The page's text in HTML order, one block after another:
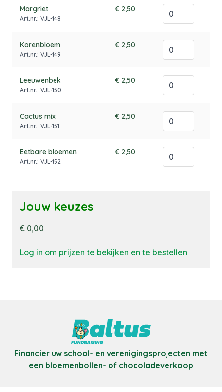
Margriet
Art.nr.: VJL-148
€ 2,50
Korenbloem
Art.nr.: VJL-149
€ 2,50
Leeuwenbek
Art.nr.: VJL-150
€ 2,50
Cactus mix
Art.nr.: VJL-151
€ 2,50
Eetbare bloemen
Art.nr.: VJL-152
€ 2,50
Jouw keuzes
€ 0,00
Log in om prijzen te bekijken en te bestellen
Financier uw school- en verenigingsprojecten met
een bloemenbollen- of chocoladeverkoop